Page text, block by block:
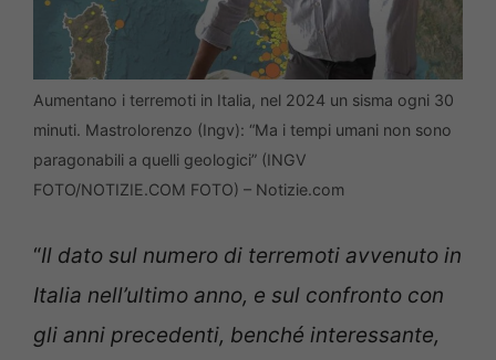
Aumentano i terremoti in Italia, nel 2024 un sisma ogni 30
minuti. Mastrolorenzo (Ingv): “Ma i tempi umani non sono
paragonabili a quelli geologici” (INGV
FOTO/NOTIZIE.COM FOTO) – Notizie.com
“Il dato sul numero di terremoti avvenuto in
Italia nell’ultimo anno, e sul confronto con
gli anni precedenti, benché interessante,